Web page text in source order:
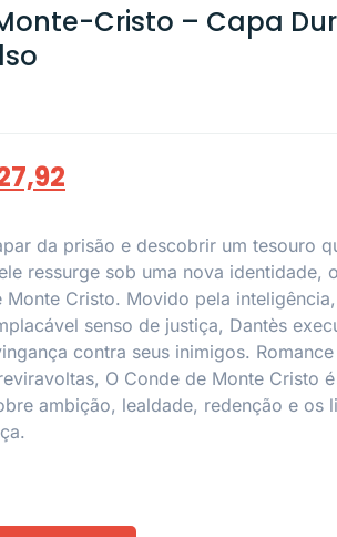
Cristo – Capa
da prisão e descobrir um tesouro
ressurge sob uma nova identidade, o
Monte Cristo. Movido pela
senso de justiça, Dantès
contra seus inimigos.
O Conde de Monte Cristo
ambição, lealdade, redenção e os